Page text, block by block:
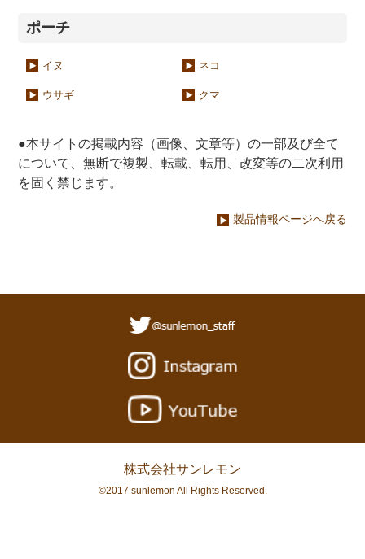
ポーチ
イヌ ネコ
ウサギ クマ
●本サイトの掲載内容（画像、文章等）の一部及び全て
について、無断で複製、転載、転用、改変等の二次利用
を固く禁じます。
製品情報ページへ戻る
株式会社サンレモン
©2017 sunlemon All Rights Reserved.